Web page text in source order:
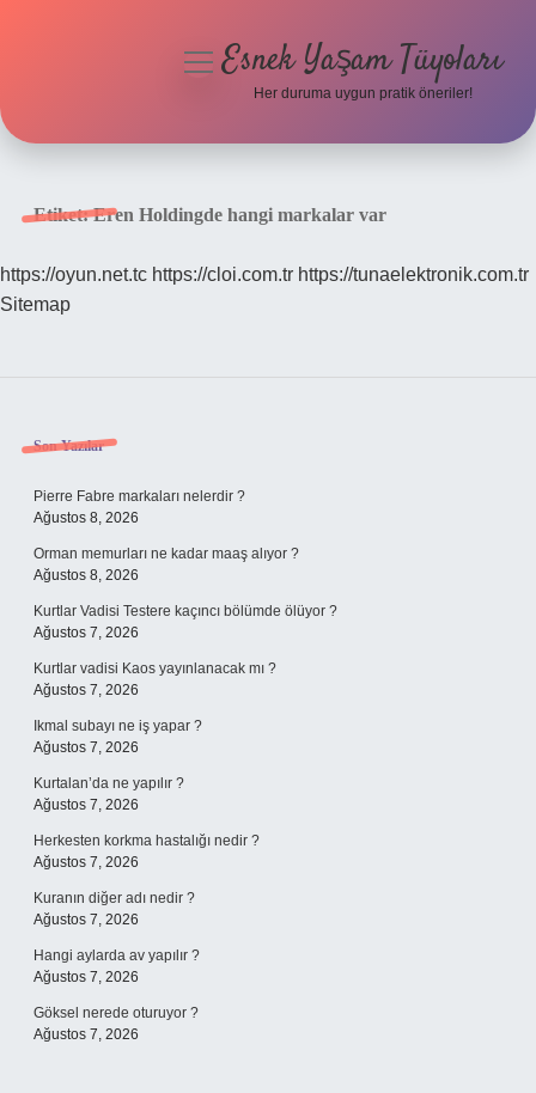
Hakkımızda
menüyüEsnek Yaşam Tüyoları
Her duruma uygun pratik öneriler!
Etiket:Eren Holdingde hangi markalar var
https://oyun.net.tc https://cloi.com.tr https://tunaelektronik.com.tr
Sitemap
Sidebar
Son Yazılar
Pierre Fabre markaları nelerdir ?
Ağustos 8, 2026
Orman memurları ne kadar maaş alıyor ?
Ağustos 8, 2026
Kurtlar Vadisi Testere kaçıncı bölümde ölüyor ?
Ağustos 7, 2026
Kurtlar vadisi Kaos yayınlanacak mı ?
Ağustos 7, 2026
Ikmal subayı ne iş yapar ?
Ağustos 7, 2026
Kurtalan’da ne yapılır ?
Ağustos 7, 2026
Herkesten korkma hastalığı nedir ?
Ağustos 7, 2026
Kuranın diğer adı nedir ?
Ağustos 7, 2026
Hangi aylarda av yapılır ?
Ağustos 7, 2026
Göksel nerede oturuyor ?
Ağustos 7, 2026